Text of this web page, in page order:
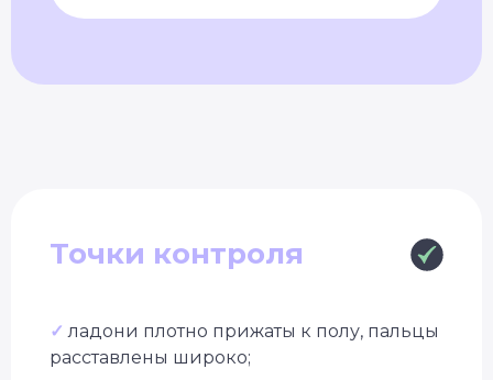
Точки контроля
✓ ладони плотно прижаты к полу, пальцы
расставлены широко;